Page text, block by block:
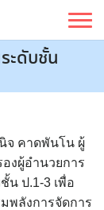
ะดับชั้น
จ คาดพันโน ผู้
งผู้อำนวยการ
น ป.1-3 เพื่อ
พลังการจัดการ